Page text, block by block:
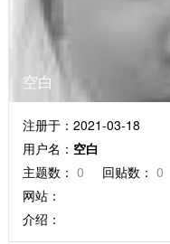
空白
注册于：2021-03-18
用户名： 空白
主题数： 0 回贴数： 0
网站：
介绍：